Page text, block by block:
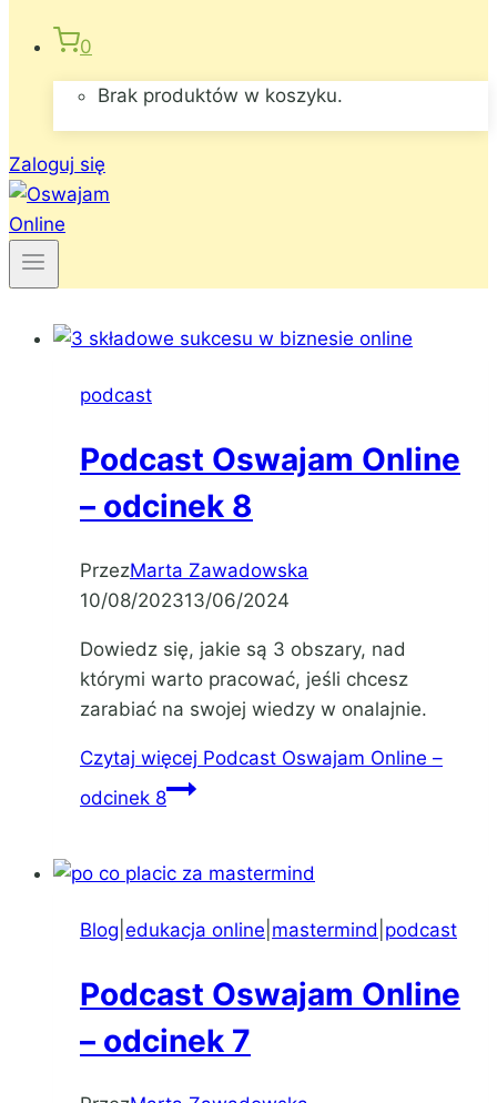
0
Brak produktów w koszyku.
Zaloguj się
podcast
Podcast Oswajam Online
– odcinek 8
PrzezMarta Zawadowska
10/08/202313/06/2024
Dowiedz się, jakie są 3 obszary, nad
którymi warto pracować, jeśli chcesz
zarabiać na swojej wiedzy w onalajnie.
Czytaj więcej Podcast Oswajam Online –
odcinek 8
Blog edukacja online mastermind podcast
Podcast Oswajam Online
– odcinek 7